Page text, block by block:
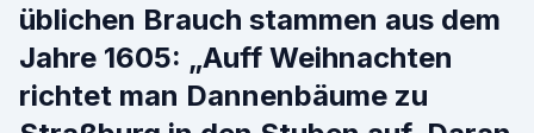
üblichen Brauch stammen aus dem
Jahre 1605: „Auff Weihnachten
richtet man Dannenbäume zu